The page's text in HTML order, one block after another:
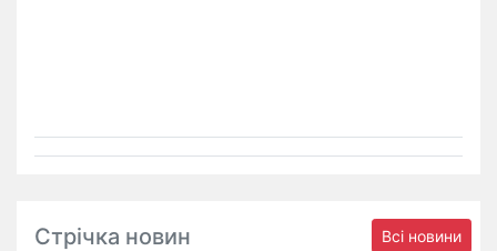
Стрічка новин Всі новини